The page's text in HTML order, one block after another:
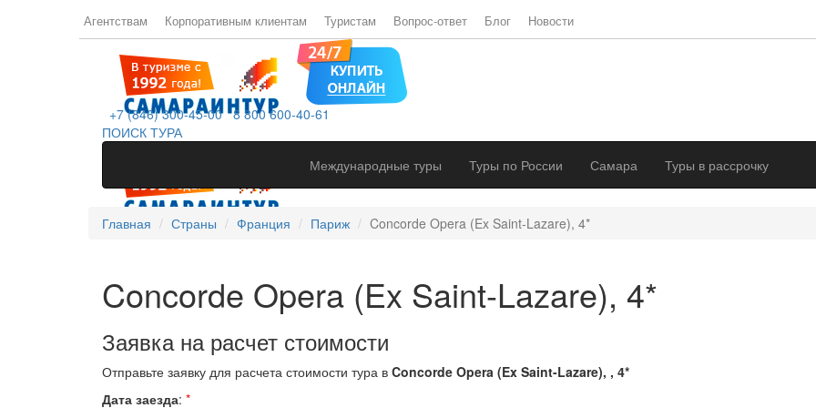
Агентствам Корпоративным клиентам Туристам Вопрос-ответ Блог Новости
+7 (846) 300-45-00 8 800 600-40-61
ПОИСК ТУРА
Международные туры
Туры по России Самара Туры в рассрочку
Главная Страны Франция Париж Concorde Opera (Ex Saint-Lazare), 4*
Concorde Opera (Ex Saint-Lazare), 4*
Заявка на расчет стоимости
Отправьте заявку для расчета стоимости тура в Concorde Opera (Ex Saint-Lazare), , 4*
Дата заезда: *